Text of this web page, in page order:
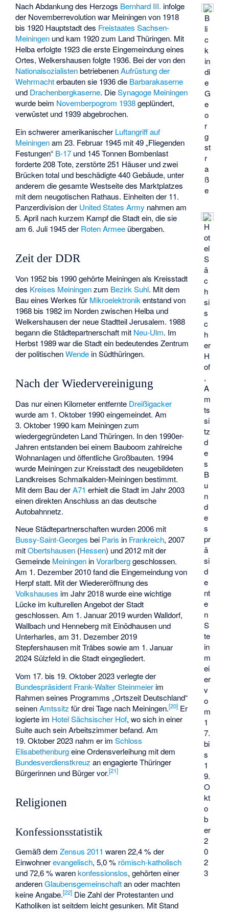
B
li
c
k
in
di
e
G
e
o
r
g
st
r
a
ß
e
H
ot
el
S
ä
c
h
si
s
c
h
er
H
of
,
A
m
ts
si
tz
d
e
s
B
u
n
d
e
s
pr
ä
si
d
e
nt
e
n
S
te
in
m
ei
er
v
o
m
1
7.
bi
s
1
9.
O
kt
o
b
er
2
0
2
3
Nach Abdankung des Herzogs Bernhard III. infolge
der Novemberrevolution war Meiningen von 1918
bis 1920 Hauptstadt des Freistaates Sachsen-
Meiningen und kam 1920 zum Land Thüringen. Mit
Helba erfolgte 1923 die erste Eingemeindung eines
Ortes, Welkershausen folgte 1936. Bei der von den
NationalsozialistenbetriebenenAufrüstung der
Wehrmachterbauten sie 1936 die Barbarakaserne
und Drachenbergkaserne. DieSynagoge Meiningen
wurde beim Novemberpogrom 1938geplündert,
verwüstet und 1939 abgebrochen.
Ein schwerer amerikanischer Luftangriff auf
Meiningenam 23. Februar 1945 mit 49 „Fliegenden
Festungen“ B-17 und 145 Tonnen Bombenlast
forderte 208 Tote, zerstörte 251 Häuser und zwei
Brücken total und beschädigte 440 Gebäude, unter
anderem die gesamte Westseite des Marktplatzes
mit dem neugotischen Rathaus. Einheiten der 11.
Panzerdivision der United States Army nahmen am
5. April nach kurzem Kampf die Stadt ein, die sie
am 6. Juli 1945 der Roten Armee übergaben.
Zeit der DDR
Von 1952 bis 1990 gehörte Meiningen als Kreisstadt
des Kreises Meiningenzum Bezirk Suhl. Mit dem
Bau eines Werkes für Mikroelektronik entstand von
1968 bis 1982 im Norden zwischen Helba und
Welkershausen der neue Stadtteil Jerusalem. 1988
begann die Städtepartnerschaft mit Neu-Ulm. Im
Herbst 1989 war die Stadt ein bedeutendes Zentrum
der politischenWende in Südthüringen.
Nach der Wiedervereinigung
Das nur einen Kilometer entfernte Dreißigacker
wurde am 1. Oktober 1990 eingemeindet. Am
3. Oktober 1990 kam Meiningen zum
wiedergegründeten Land Thüringen. In den 1990er-
Jahren entstanden bei einem Bauboom zahlreiche
Wohnanlagen und öffentliche Großbauten. 1994
wurde Meiningen zur Kreisstadt des neugebildeten
Landkreises Schmalkalden-Meiningen bestimmt.
Mit dem Bau derA71 erhielt die Stadt im Jahr 2003
einen direkten Anschluss an das deutsche
Autobahnnetz.
Neue Städtepartnerschaften wurden 2006 mit
Bussy-Saint-Georges bei Paris in Frankreich, 2007
mitObertshausen (Hessen) und 2012 mit der
Gemeinde Meiningen inVorarlberggeschlossen.
Am 1. Dezember 2010 fand die Eingemeindung von
Herpf statt. Mit der Wiedereröffnung des
Volkshauses im Jahr 2018 wurde eine wichtige
Lücke im kulturellen Angebot der Stadt
geschlossen. Am 1. Januar 2019 wurden Walldorf,
Wallbach und Henneberg mit Einödhausen und
Unterharles, am 31. Dezember 2019
Stepfershausen mit Träbes sowie am 1. Januar
2024 Sülzfeld in die Stadt eingegliedert.
Vom 17. bis 19. Oktober 2023 verlegte der
Bundespräsident Frank-Walter Steinmeier im
Rahmen seines Programms „Ortszeit Deutschland“
seinenAmtssitz für drei Tage nach Meiningen.[20] Er
logierte im Hotel Sächsischer Hof, wo sich in einer
Suite auch sein Arbeitszimmer befand. Am
19. Oktober 2023 nahm er imSchloss
Elisabethenburgeine Ordensverleihung mit dem
Bundesverdienstkreuz an engagierte Thüringer
Bürgerinnen und Bürger vor.[21]
Religionen
Konfessionsstatistik
Gemäß demZensus 2011 waren 22,4 % der
Einwohnerevangelisch, 5,0 % römisch-katholisch
und 72,6 % warenkonfessionslos, gehörten einer
anderenGlaubensgemeinschaftan oder machten
keine Angabe.[22] Die Zahl der Protestanten und
Katholiken ist seitdem leicht gesunken. Mit Stand